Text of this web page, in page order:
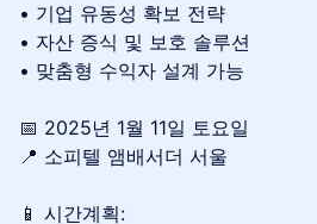
• 기업 유동성 확보 전략
• 자산 증식 및 보호 솔루션
• 맞춤형 수익자 설계 가능
📅 2025년 1월 11일 토요일
📍 소피텔 앰배서더 서울
📱 시간계획: